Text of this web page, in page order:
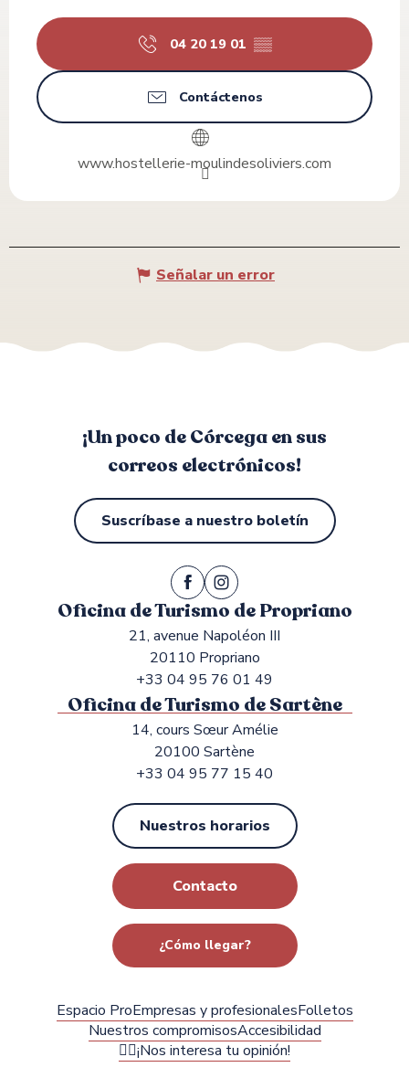
04 20 19 01 ▒▒
Contáctenos
www.hostellerie-moulindesoliviers.com
Señalar un error
¡Un poco de Córcega en sus
correos electrónicos!
Suscríbase a nuestro boletín
Oficina de Turismo de Propriano
21, avenue Napoléon III
20110 Propriano
+33 04 95 76 01 49
Oficina de Turismo de Sartène
14, cours Sœur Amélie
20100 Sartène
+33 04 95 77 15 40
Nuestros horarios
Contacto
¿Cómo llegar?
Espacio ProEmpresas y profesionalesFolletos
Nuestros compromisosAccesibilidad
✍🏻¡Nos interesa tu opinión!